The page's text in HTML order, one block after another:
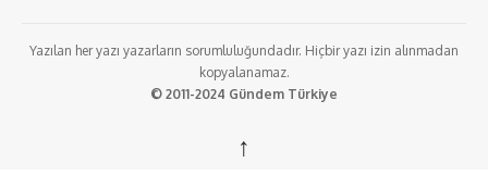
Yazılan her yazı yazarların sorumluluğundadır. Hiçbir yazı izin alınmadan
kopyalanamaz.
© 2011-2024 Gündem Türkiye
↑